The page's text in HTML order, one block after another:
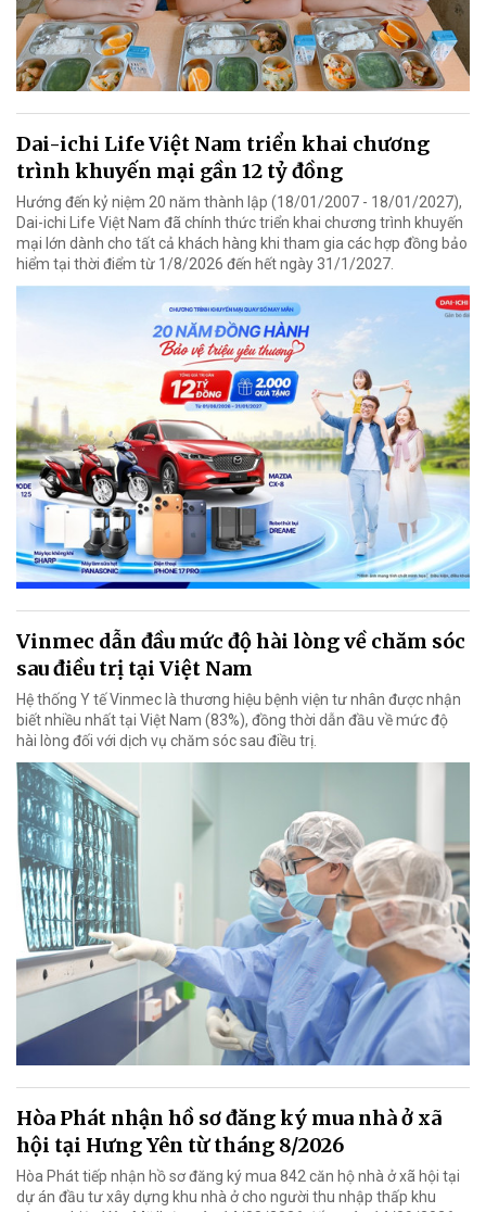
Dai-ichi Life Việt Nam triển khai chương
trình khuyến mại gần 12 tỷ đồng
Hướng đến kỷ niệm 20 năm thành lập (18/01/2007 - 18/01/2027),
Dai-ichi Life Việt Nam đã chính thức triển khai chương trình khuyến
mại lớn dành cho tất cả khách hàng khi tham gia các hợp đồng bảo
hiểm tại thời điểm từ 1/8/2026 đến hết ngày 31/1/2027.
Vinmec dẫn đầu mức độ hài lòng về chăm sóc
sau điều trị tại Việt Nam
Hệ thống Y tế Vinmec là thương hiệu bệnh viện tư nhân được nhận
biết nhiều nhất tại Việt Nam (83%), đồng thời dẫn đầu về mức độ
hài lòng đối với dịch vụ chăm sóc sau điều trị.
Hòa Phát nhận hồ sơ đăng ký mua nhà ở xã
hội tại Hưng Yên từ tháng 8/2026
Hòa Phát tiếp nhận hồ sơ đăng ký mua 842 căn hộ nhà ở xã hội tại
dự án đầu tư xây dựng khu nhà ở cho người thu nhập thấp khu